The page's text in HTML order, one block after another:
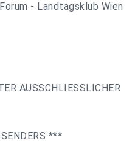
- Landtagsklub Wien
AUSSCHLIESSLICHER
***